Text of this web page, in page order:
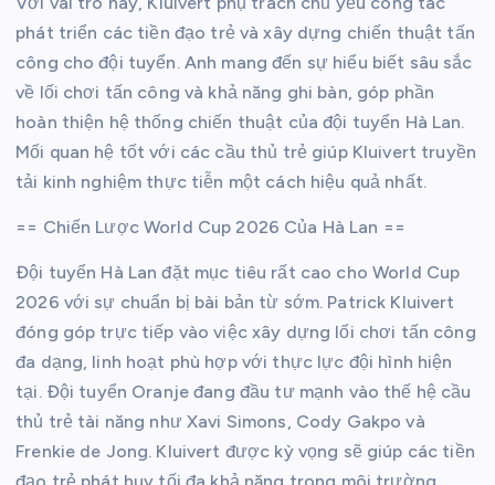
phát triển các tiền đạo trẻ và xây dựng chiến thuật tấn
công cho đội tuyển. Anh mang đến sự hiểu biết sâu sắc
về lối chơi tấn công và khả năng ghi bàn, góp phần
hoàn thiện hệ thống chiến thuật của đội tuyển Hà Lan.
Mối quan hệ tốt với các cầu thủ trẻ giúp Kluivert truyền
tải kinh nghiệm thực tiễn một cách hiệu quả nhất.
== Chiến Lược World Cup 2026 Của Hà Lan ==
Đội tuyển Hà Lan đặt mục tiêu rất cao cho World Cup
2026 với sự chuẩn bị bài bản từ sớm. Patrick Kluivert
đóng góp trực tiếp vào việc xây dựng lối chơi tấn công
đa dạng, linh hoạt phù hợp với thực lực đội hình hiện
tại. Đội tuyển Oranje đang đầu tư mạnh vào thế hệ cầu
thủ trẻ tài năng như Xavi Simons, Cody Gakpo và
Frenkie de Jong. Kluivert được kỳ vọng sẽ giúp các tiền